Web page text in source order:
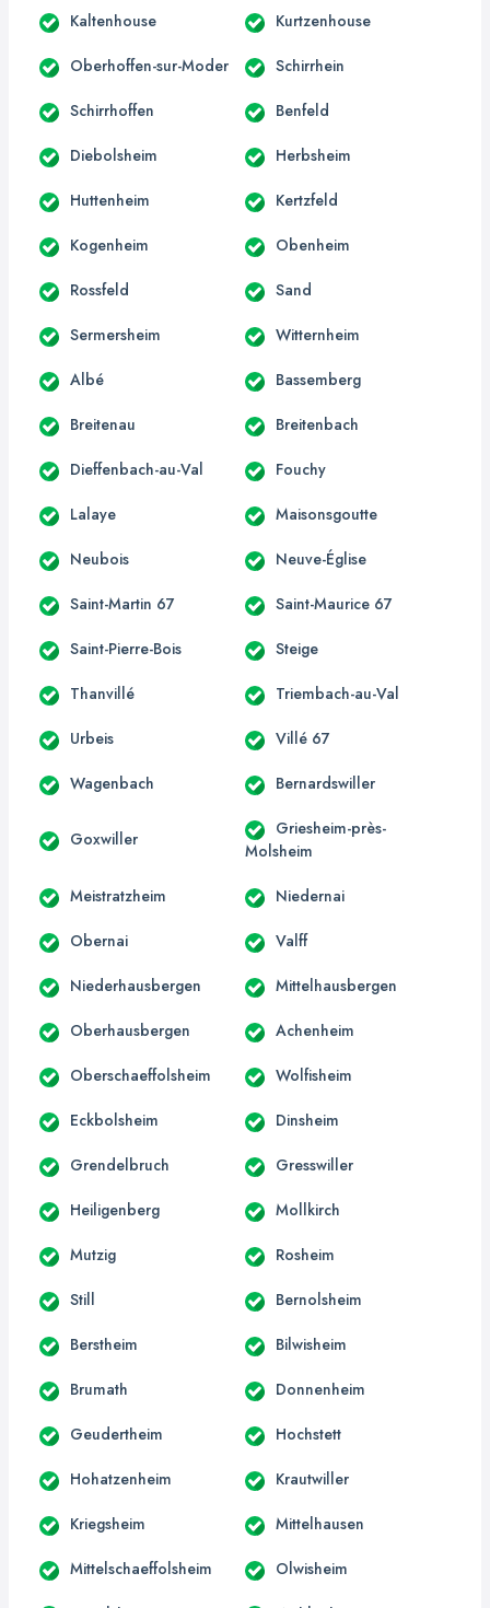
Kaltenhouse Kurtzenhouse
Oberhoffen-sur-Moder Schirrhein
Schirrhoffen Benfeld
Diebolsheim Herbsheim
Huttenheim Kertzfeld
Kogenheim Obenheim
Rossfeld Sand
Sermersheim Witternheim
Albé Bassemberg
Breitenau Breitenbach
Dieffenbach-au-Val Fouchy
Lalaye Maisonsgoutte
Neubois Neuve-Église
Saint-Martin 67 Saint-Maurice 67
Saint-Pierre-Bois Steige
Thanvillé Triembach-au-Val
Urbeis Villé 67
Wagenbach Bernardswiller
Goxwiller
Griesheim-près-
Molsheim
Meistratzheim Niedernai
Obernai Valff
Niederhausbergen Mittelhausbergen
Oberhausbergen Achenheim
Oberschaeffolsheim Wolfisheim
Eckbolsheim Dinsheim
Grendelbruch Gresswiller
Heiligenberg Mollkirch
Mutzig Rosheim
Still Bernolsheim
Berstheim Bilwisheim
Brumath Donnenheim
Geudertheim Hochstett
Hohatzenheim Krautwiller
Kriegsheim Mittelhausen
Mittelschaeffolsheim Olwisheim